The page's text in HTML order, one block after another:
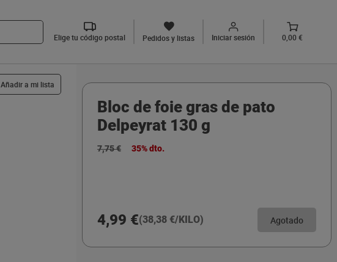
Elige tu código postal Pedidos y listas Iniciar sesión 0,00 €
Añadir a mi lista
Bloc de foie gras de pato
Delpeyrat 130 g
7,75 € 35% dto.
4,99 €(38,38 €/KILO) Agotado